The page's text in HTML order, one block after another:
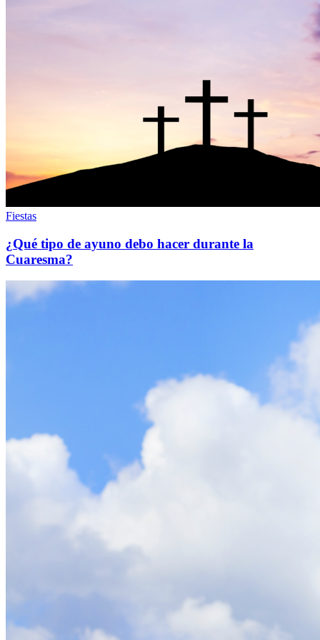
Fiestas
¿Qué tipo de ayuno debo hacer durante la
Cuaresma?